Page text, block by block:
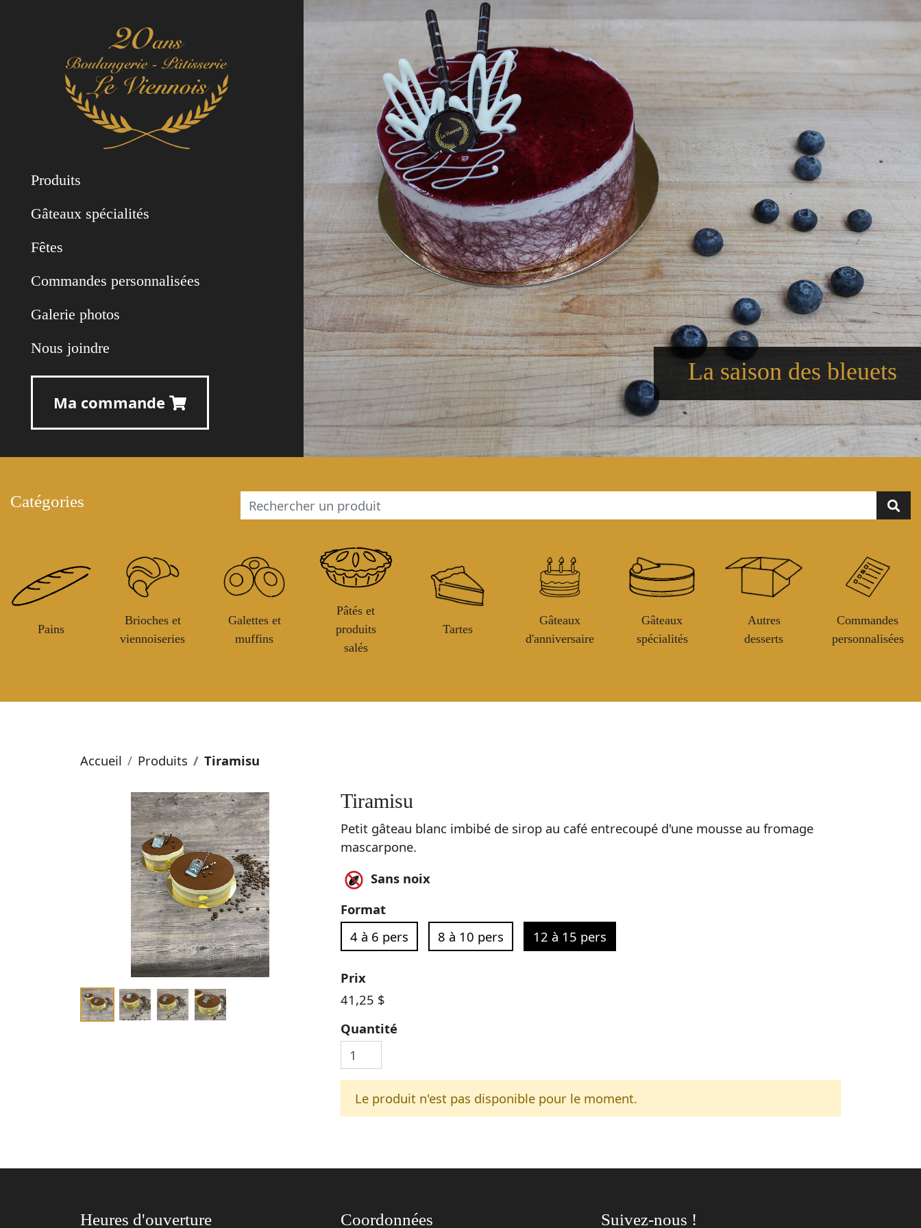
Produits
Gâteaux spécialités
Fêtes
Commandes personnalisées
Galerie photos
Nous joindre
Ma commande
La saison des bleuets
Catégories
Pains
Brioches et
viennoiseries
Galettes et
muffins
Pâtés et
produits
salés
Tartes
Gâteaux
d'anniversaire
Gâteaux
spécialités
Autres
desserts
Commandes
personnalisées
Accueil Produits Tiramisu
Tiramisu
Petit gâteau blanc imbibé de sirop au café entrecoupé d'une mousse au fromage
mascarpone.
Sans noix
Format
4 à 6 pers
8 à 10 pers 12 à 15 pers
Prix
41,25 $
Quantité
Le produit n'est pas disponible pour le moment.
Heures d'ouverture Coordonnées Suivez-nous !